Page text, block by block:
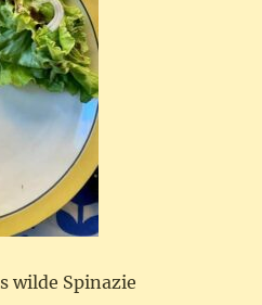
wilde Spinazie